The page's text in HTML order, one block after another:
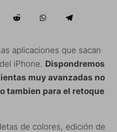
aplicaciones que sacan
iPhone. Dispondremos
muy avanzadas no
tambien para el retoque
de colores, edición de